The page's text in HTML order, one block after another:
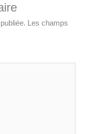
Les champs